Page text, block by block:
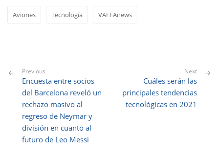
Aviones Tecnología VAFFAnews
Previous
Encuesta entre socios
del Barcelona reveló un
rechazo masivo al
regreso de Neymar y
división en cuanto al
futuro de Leo Messi
Next
Cuáles serán las
principales tendencias
tecnológicas en 2021